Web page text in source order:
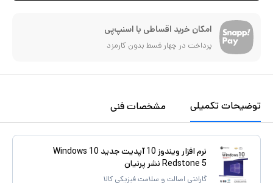
امکان خرید اقساطی با اسنپ‌پی
پرداخت در چهار قسط بدون کارمزد
توضیحات تکمیلی مشخصات فنی
نرم افزار ویندوز 10 آپدیت جدید Windows 10
Redstone 5 نشر پرنیان
گارانتی اصالت و سلامت فیزیکی کالا